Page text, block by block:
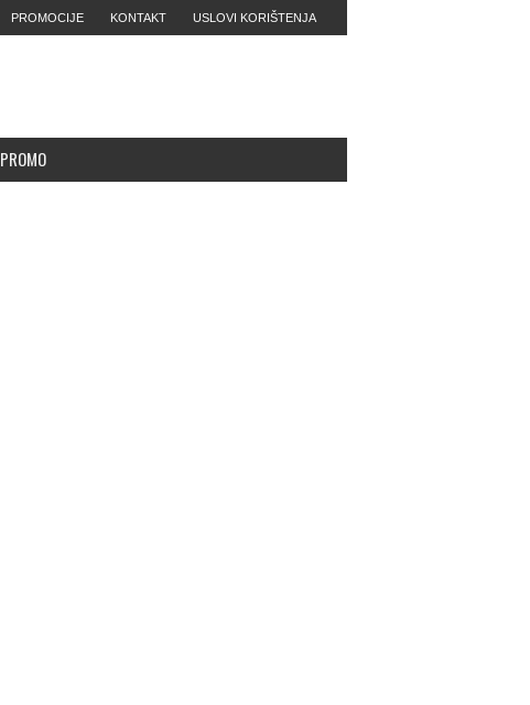
USLOVI KORIŠTENJA
KONTAKT
PROMOCIJE
PROMO